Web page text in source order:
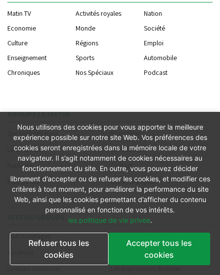
Matin TV Activités royales
Nation
Economie
Monde
Société
Culture
Régions
Emploi
Enseignement
Sports
Automobile
Chroniques
Nos Spéciaux Podcast
GROUPE LE MATIN
Qui sommes-nous
Nos valeurs
La direction
La rédaction
Publicité
Contact
Plan du site
Offres d'emploi
SITE DU GROUPE
Club Avantages
Le Matin Store
Nous utilisons des cookies pour vous apporter la meilleure
expérience possible sur notre site Web. Vos préférences des
cookies seront enregistrées dans la mémoire locale de votre
navigateur. Il s’agit notamment de cookies nécessaires au
fonctionnement du site. En outre, vous pouvez décider
librement d’accepter ou de refuser les cookies, et modifier ces
critères à tout moment, pour améliorer la performance du site
Web, ainsi que les cookies permettant d’afficher du contenu
personnalisé en fonction de vos intérêts.
les politique de vie privee.
Refuser tous les
cookies
Accepter tous les
cookies